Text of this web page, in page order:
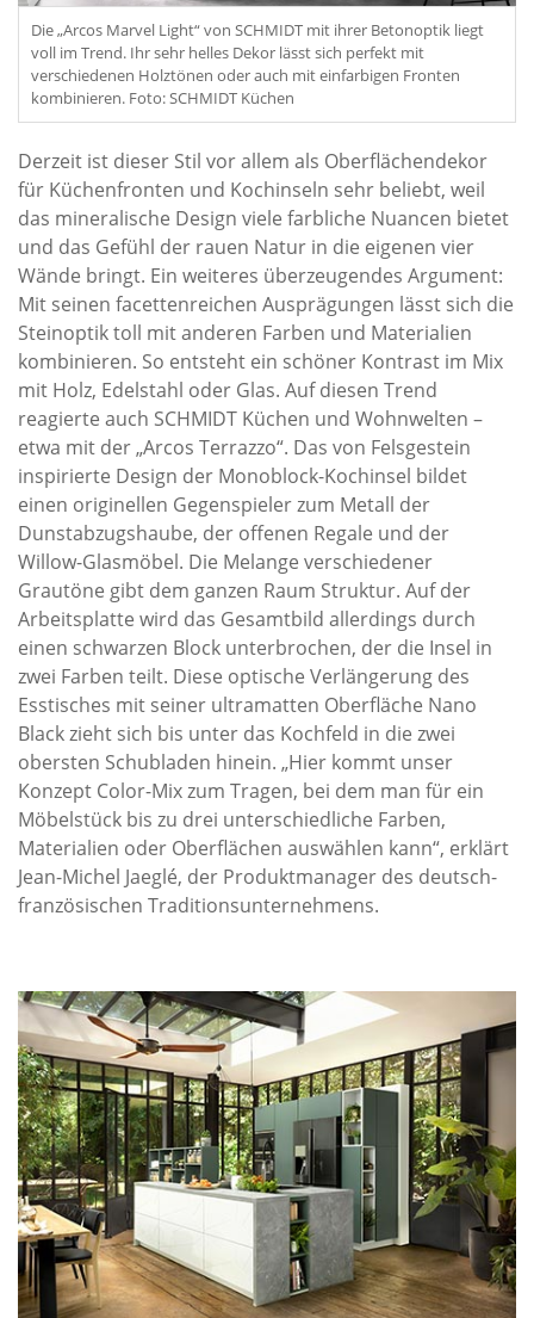
Die „Arcos Marvel Light“ von SCHMIDT mit ihrer Betonoptik liegt
voll im Trend. Ihr sehr helles Dekor lässt sich perfekt mit
verschiedenen Holztönen oder auch mit einfarbigen Fronten
kombinieren. Foto: SCHMIDT Küchen
Derzeit ist dieser Stil vor allem als Oberflächendekor
für Küchenfronten und Kochinseln sehr beliebt, weil
das mineralische Design viele farbliche Nuancen bietet
und das Gefühl der rauen Natur in die eigenen vier
Wände bringt. Ein weiteres überzeugendes Argument:
Mit seinen facettenreichen Ausprägungen lässt sich die
Steinoptik toll mit anderen Farben und Materialien
kombinieren. So entsteht ein schöner Kontrast im Mix
mit Holz, Edelstahl oder Glas. Auf diesen Trend
reagierte auch SCHMIDT Küchen und Wohnwelten –
etwa mit der „Arcos Terrazzo“. Das von Felsgestein
inspirierte Design der Monoblock-Kochinsel bildet
einen originellen Gegenspieler zum Metall der
Dunstabzugshaube, der offenen Regale und der
Willow-Glasmöbel. Die Melange verschiedener
Grautöne gibt dem ganzen Raum Struktur. Auf der
Arbeitsplatte wird das Gesamtbild allerdings durch
einen schwarzen Block unterbrochen, der die Insel in
zwei Farben teilt. Diese optische Verlängerung des
Esstisches mit seiner ultramatten Oberfläche Nano
Black zieht sich bis unter das Kochfeld in die zwei
obersten Schubladen hinein. „Hier kommt unser
Konzept Color-Mix zum Tragen, bei dem man für ein
Möbelstück bis zu drei unterschiedliche Farben,
Materialien oder Oberflächen auswählen kann“, erklärt
Jean-Michel Jaeglé, der Produktmanager des deutsch-
französischen Traditionsunternehmens.